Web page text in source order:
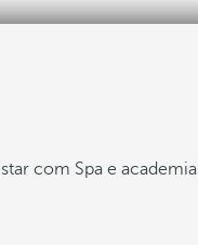
com Spa e academia